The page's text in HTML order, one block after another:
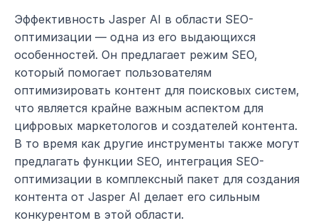
Эффективность Jasper AI в области SEO-
оптимизации — одна из его выдающихся
особенностей. Он предлагает режим SEO,
который помогает пользователям
оптимизировать контент для поисковых систем,
что является крайне важным аспектом для
цифровых маркетологов и создателей контента.
В то время как другие инструменты также могут
предлагать функции SEO, интеграция SEO-
оптимизации в комплексный пакет для создания
контента от Jasper AI делает его сильным
конкурентом в этой области.